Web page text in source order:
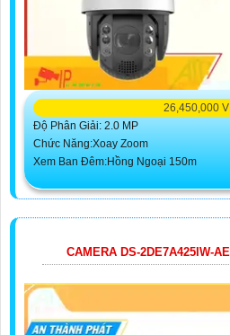
26,450,000
Độ Phân Giải: 2.0 MP
Chức Năng:Xoay Zoom
Xem Ban Đêm:Hồng Ngoại 150m
CAMERA DS-2DE7A425IW-